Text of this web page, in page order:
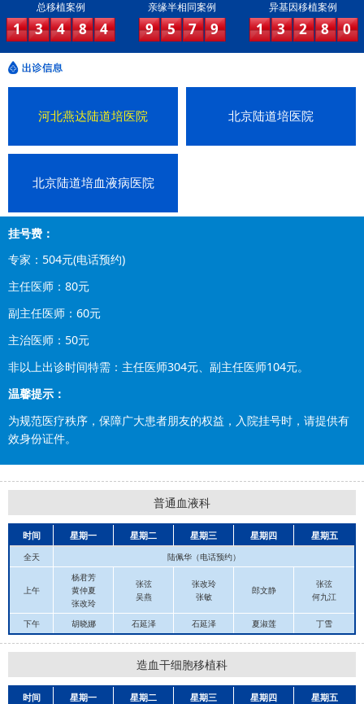
总移植案例
1 3 4 8 4
亲缘半相同案例
9 5 7 9
异基因移植案例
1 3 2 8 0
河北燕达陆道培医院 北京陆道培医院
北京陆道培血液病医院
挂号费：
专家：504元(电话预约)
主任医师：80元
副主任医师：60元
主治医师：50元
非以上出诊时间特需：主任医师304元、副主任医师104元。
温馨提示：
为规范医疗秩序，保障广大患者朋友的权益，入院挂号时，请提供有
效身份证件。
普通血液科
时间 星期一 星期二 星期三 星期四 星期五
全天 陆佩华（电话预约）
上午
杨君芳
黄仲夏
张改玲
张弦
吴燕
张改玲
张敏
郎文静
张弦
何九江
下午 胡晓娜 石延泽 石延泽 夏淑莲 丁雪
造血干细胞移植科
时间 星期一 星期二 星期三 星期四 星期五